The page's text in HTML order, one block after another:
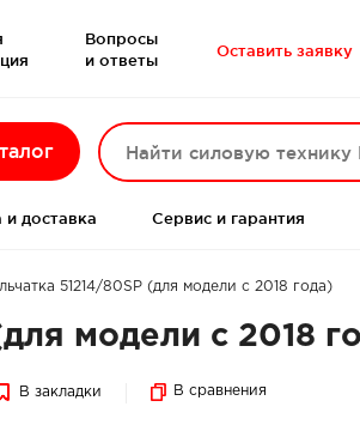
Вопросы
и ответы
Оставить заявку
и доставка Сервис и гарантия
51214/80SP (для модели с 2018 года)
модели с 2018
В закладки В сравнения